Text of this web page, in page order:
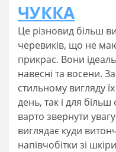
ЧУККА
Це різновид більш
черевиків, що не
прикрас. Вони
навесні та восени.
стильному вигляду
день, так і для
варто звернути
виглядає куди
напівчобітки зі